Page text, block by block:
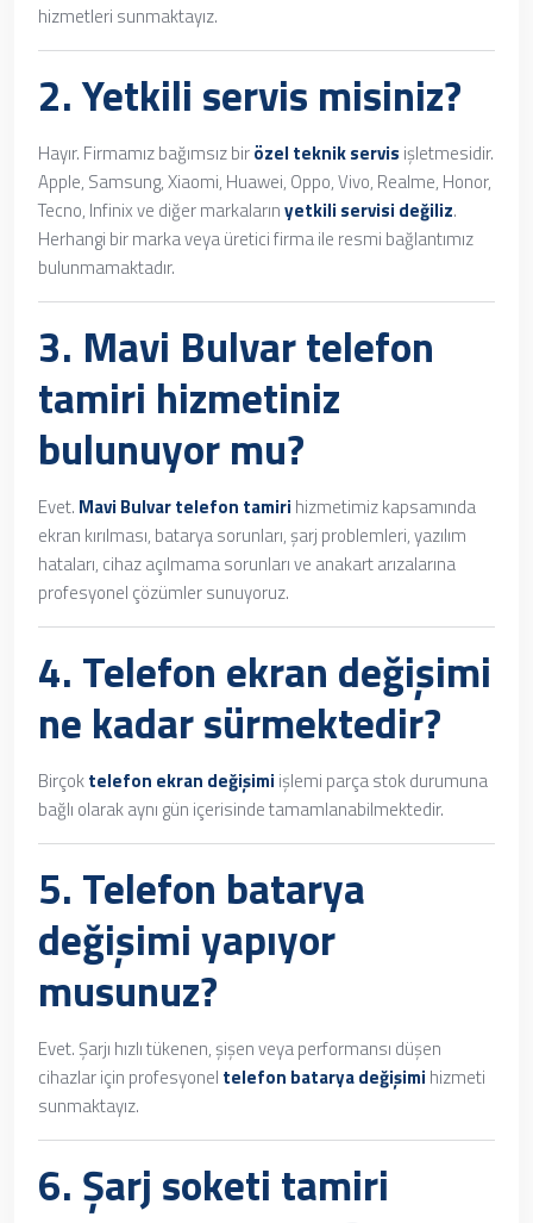
hizmetleri sunmaktayız.
2. Yetkili servis misiniz?
Hayır. Firmamız bağımsız birözel teknik servis işletmesidir.
Apple, Samsung, Xiaomi, Huawei, Oppo, Vivo, Realme, Honor,
Tecno, Infinix ve diğer markalarınyetkili servisi değiliz.
Herhangi bir marka veya üretici firma ile resmi bağlantımız
bulunmamaktadır.
3. Mavi Bulvar telefon
tamiri hizmetiniz
bulunuyor mu?
Evet. Mavi Bulvar telefon tamiri hizmetimiz kapsamında
ekran kırılması, batarya sorunları, şarj problemleri, yazılım
hataları, cihaz açılmama sorunları ve anakart arızalarına
profesyonel çözümler sunuyoruz.
4. Telefon ekran değişimi
ne kadar sürmektedir?
Birçoktelefon ekran değişimi işlemi parça stok durumuna
bağlı olarak aynı gün içerisinde tamamlanabilmektedir.
5. Telefon batarya
değişimiyapıyor
musunuz?
Evet. Şarjı hızlı tükenen, şişen veya performansı düşen
cihazlar için profesyonel telefon batarya değişimi hizmeti
sunmaktayız.
6. Şarj soketi tamiri